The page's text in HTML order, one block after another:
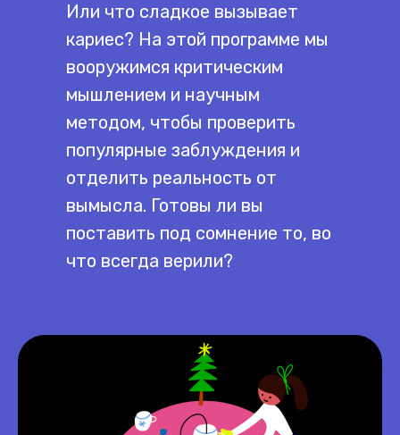
Или что сладкое вызывает
кариес? На этой программе мы
вооружимся критическим
мышлением и научным
методом, чтобы проверить
популярные заблуждения и
отделить реальность от
вымысла. Готовы ли вы
поставить под сомнение то, во
что всегда верили?